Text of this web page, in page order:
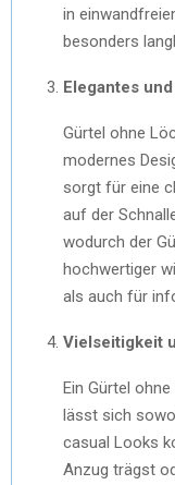
in
besonders
Elegantes
Gürtel ohne
modernes
sorgt für eine
auf der
wodurch der
hochwertiger
als auch für
Vielseitigkeit
Ein Gürtel
lässt sich
casual Looks
Anzug trägst